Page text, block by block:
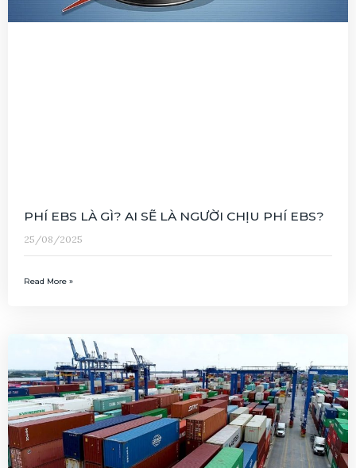
PHÍ EBS LÀ GÌ? AI SẼ LÀ NGƯỜI CHỊU PHÍ EBS?
25/08/2025
Read More »